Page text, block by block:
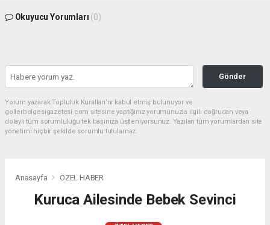
Okuyucu Yorumları (0)
Gönder
Yorum yazarak Topluluk Kuralları’nı kabul etmiş bulunuyor ve
gollerbolgesigazetesi.com sitesine yaptığınız yorumunuzla ilgili doğrudan veya
dolaylı tüm sorumluluğu tek başınıza üstleniyorsunuz. Yazılan tüm yorumlardan site
yönetimi hiçbir şekilde sorumlu tutulamaz.
Anasayfa ÖZEL HABER
Kuruca Ailesinde Bebek Sevinci